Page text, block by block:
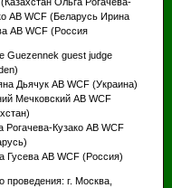
АВ WCF (Беларусь Ирина
АВ WCF (Россия
Guezennek guest judge
Дьячук АВ WCF (Украина)
Мечковский АВ WCF
Рогачева-Кузако АВ WCF
Гусева АВ WCF (Россия)
проведения: г. Москва,